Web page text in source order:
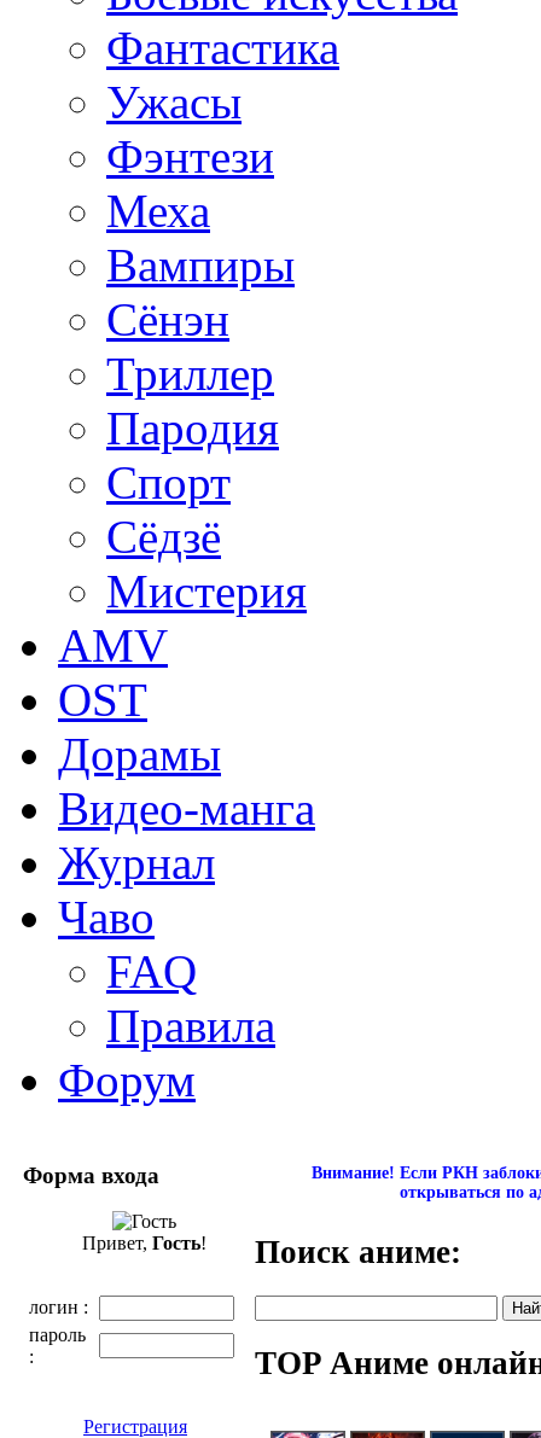
Фантастика
Ужасы
Фэнтези
Меха
Вампиры
Сёнэн
Триллер
Пародия
Спорт
Сёдзё
Мистерия
AMV
OST
Дорамы
Видео-манга
Журнал
Чаво
FAQ
Правила
Форум
Форма входа
Привет, Гость!
логин :
пароль
:
Регистрация
Внимание! Если РКН
открываться по
Поиск аниме:
TOP Аниме